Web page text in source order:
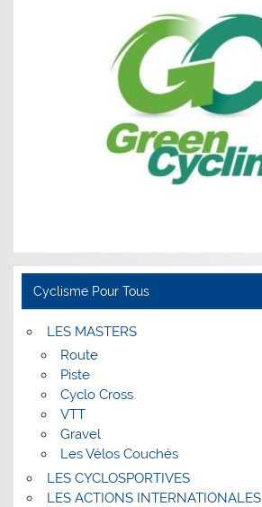
Cyclisme Pour Tous
LES MASTERS
Route
Piste
Cyclo Cross
VTT
Gravel
Les Vélos Couchés
LES CYCLOSPORTIVES
LES ACTIONS INTERNATIONALES